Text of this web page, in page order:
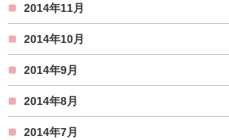
2014年11月
2014年10月
2014年9月
2014年8月
2014年7月